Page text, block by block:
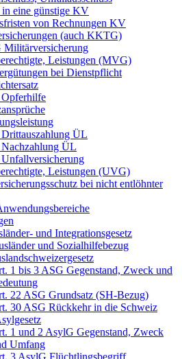
in eine günstige KV
von Rechnungen KV
(auch KKTG)
Leistungen (MVG)
bei Dienstpflicht
Drittauszahlung ÜL
Nachzahlung ÜL
Leistungen (UVG)
bei nicht entlöhnter
und Integrationsgesetz
und Sozialhilfebezug
1 bis 3 ASG Gegenstand, Zweck und
22 ASG Grundsatz (SH-Bezug)
30 ASG Rückkehr in die Schweiz
1 und 2 AsylG Gegenstand, Zweck
Umfang
3 AsylG Flüchtlingsbegriff